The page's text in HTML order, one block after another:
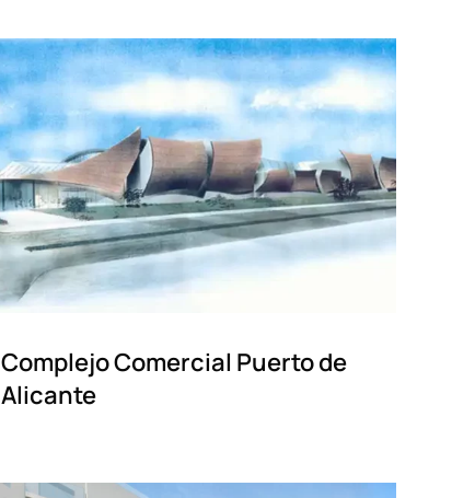
Complejo Comercial Puerto de
Alicante